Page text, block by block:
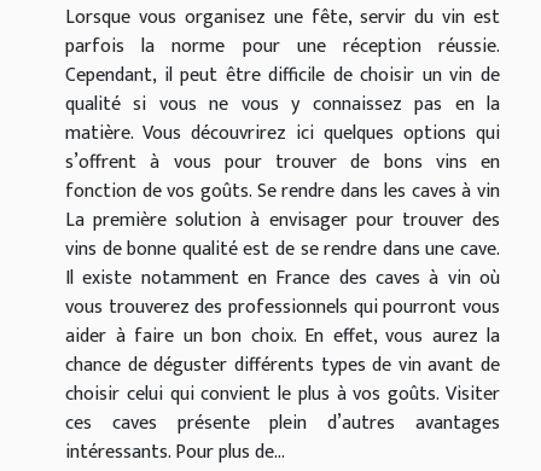
Lorsque vous organisez une fête, servir du vin est
parfois la norme pour une réception réussie.
Cependant, il peut être difficile de choisir un vin de
qualité si vous ne vous y connaissez pas en la
matière. Vous découvrirez ici quelques options qui
s’offrent à vous pour trouver de bons vins en
fonction de vos goûts. Se rendre dans les caves à vin
La première solution à envisager pour trouver des
vins de bonne qualité est de se rendre dans une cave.
Il existe notamment en France des caves à vin où
vous trouverez des professionnels qui pourront vous
aider à faire un bon choix. En effet, vous aurez la
chance de déguster différents types de vin avant de
choisir celui qui convient le plus à vos goûts. Visiter
ces caves présente plein d’autres avantages
intéressants. Pour plus de...